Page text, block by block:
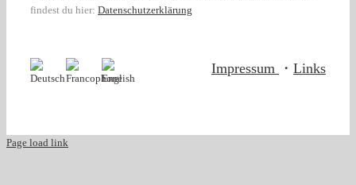
findest du hier: Datenschutzerklärung
Impressum ・ Links
Page load link